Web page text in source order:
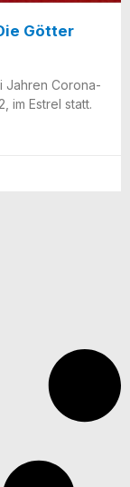
Götter
Jah­ren Coro­­na-
im Est­rel statt.